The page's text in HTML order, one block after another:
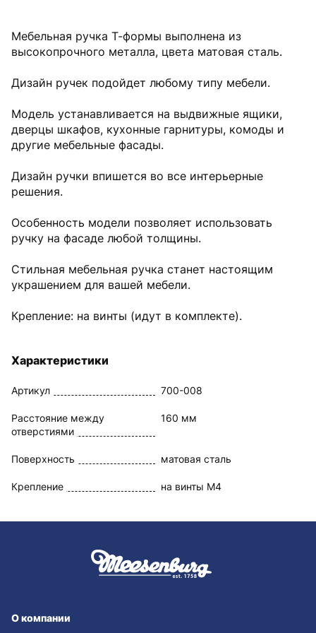
Мебельная ручка Т-формы выполнена из
высокопрочного металла, цвета матовая сталь.
Дизайн ручек подойдет любому типу мебели.
Модель устанавливается на выдвижные ящики,
дверцы шкафов, кухонные гарнитуры, комоды и
другие мебельные фасады.
Дизайн ручки впишется во все интерьерные
решения.
Особенность модели позволяет использовать
ручку на фасаде любой толщины.
Стильная мебельная ручка станет настоящим
украшением для вашей мебели.
Крепление: на винты (идут в комплекте).
Характеристики
Артикул 700-008
Расстояние между
отверстиями
160 мм
Поверхность матовая сталь
Крепление на винты М4
О компании